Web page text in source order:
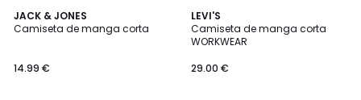
JACK & JONES
Camiseta de manga corta
14.99 €
4
Colores
LEVI'S
Camiseta de manga corta
WORKWEAR
29.00 €
3
Colores